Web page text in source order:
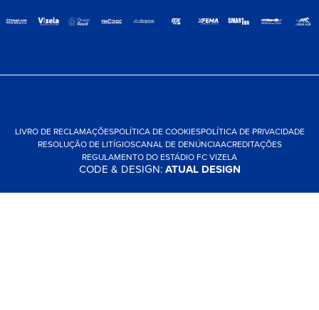
LIVRO DE RECLAMAÇÕESPOLÍTICA DE COOKIESPOLÍTICA DE PRIVACIDADE
RESOLUÇÃO DE LITÍGIOSCANAL DE DENÚNCIAACREDITAÇÕES
REGULAMENTO DO ESTÁDIO FC VIZELA
CODE & DESIGN:ATUAL DESIGN